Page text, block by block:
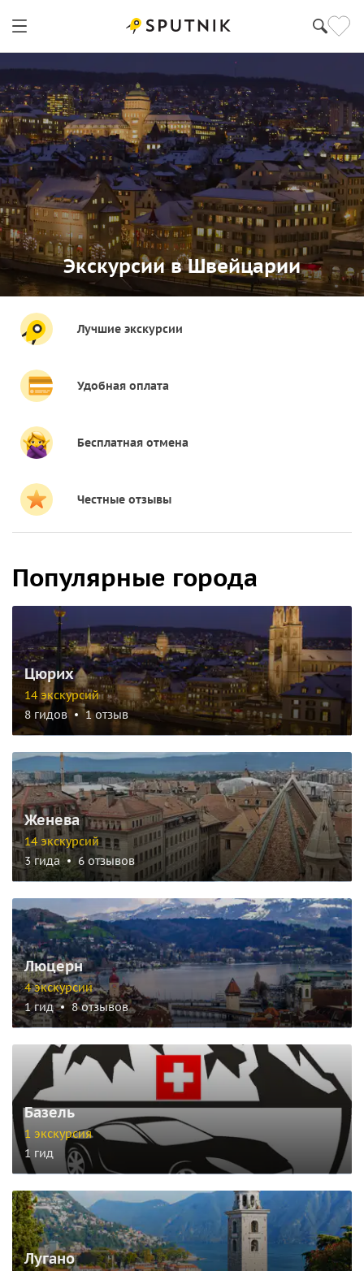
Экскурсии в Швейцарии
Лучшие экскурсии
Удобная оплата
Бесплатная отмена
Честные отзывы
Популярные города
Цюрих
14 экскурсий
8 гидов
1 отзыв
Женева
14 экскурсий
3 гида
6 отзывов
Люцерн
4 экскурсии
1 гид
8 отзывов
Базель
1 экскурсия
1 гид
Лугано